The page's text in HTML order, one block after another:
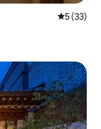
レビュー
5 (33)